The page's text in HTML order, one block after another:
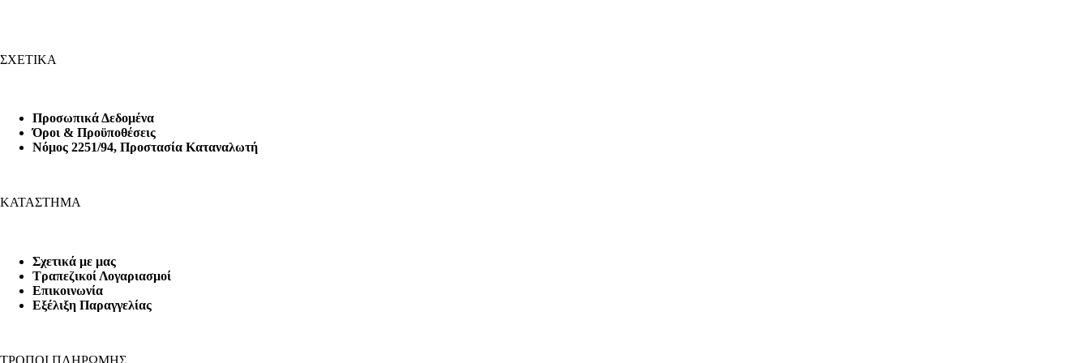
ΣΧΕΤΙΚΑ
Προσωπικά Δεδομένα
Όροι & Προϋποθέσεις
Nόμος 2251/94, Προστασία Καταναλωτή
ΚΑΤΑΣΤΗΜΑ
Σχετικά με μας
Τραπεζικοί Λογαριασμοί
Επικοινωνία
Εξέλιξη Παραγγελίας